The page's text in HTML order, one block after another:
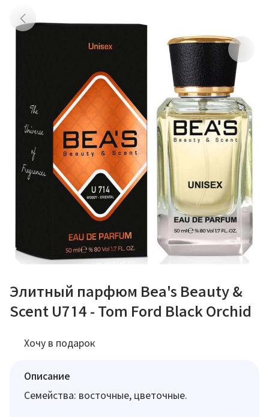
Элитный парфюм Bea's Beauty &
Scent U714 - Tom Ford Black Orchid
Хочу в подарок
Описание
Семейства: восточные, цветочные.